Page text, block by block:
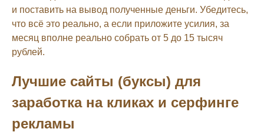
и поставить на вывод полученные деньги. Убедитесь,
что всё это реально, а если приложите усилия, за
месяц вполне реально собрать от 5 до 15 тысяч
рублей.
Лучшие сайты (буксы) для
заработка на кликах и серфинге
рекламы